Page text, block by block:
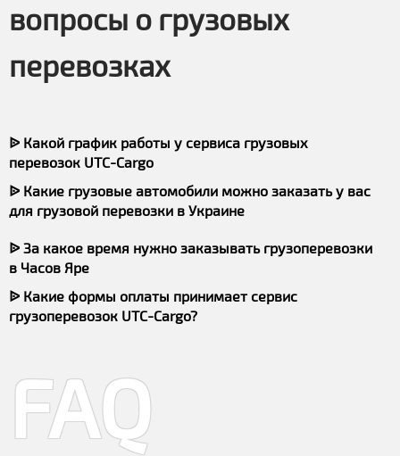
вопросы о грузовых
перевозках
ᐉ Какой график работы у сервиса грузовых
перевозок UTC-Cargo
ᐉ Какие грузовые автомобили можно заказать у вас
для грузовой перевозки в Украине
ᐉ За какое время нужно заказывать грузоперевозки
в Часов Яре
ᐉ Какие формы оплаты принимает сервис
грузоперевозок UTC-Cargo?
FAQ